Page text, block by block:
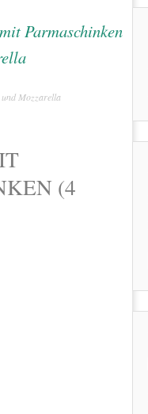
Mozzarella
(4